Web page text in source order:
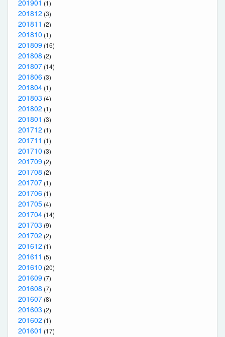
201901 (1)
201812 (3)
201811 (2)
201810 (1)
201809 (16)
201808 (2)
201807 (14)
201806 (3)
201804 (1)
201803 (4)
201802 (1)
201801 (3)
201712 (1)
201711 (1)
201710 (3)
201709 (2)
201708 (2)
201707 (1)
201706 (1)
201705 (4)
201704 (14)
201703 (9)
201702 (2)
201612 (1)
201611 (5)
201610 (20)
201609 (7)
201608 (7)
201607 (8)
201603 (2)
201602 (1)
201601 (17)